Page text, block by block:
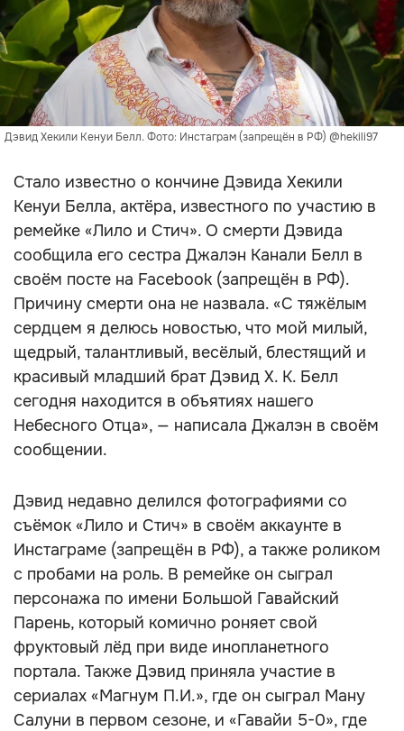
Дэвид Хекили Кенуи Белл. Фото: Инстаграм (запрещён в РФ) @hekili97
Стало известно о кончине Дэвида Хекили
Кенуи Белла, актёра, известного по участию в
ремейке «Лило и Стич». О смерти Дэвида
сообщила его сестра Джалэн Канали Белл в
своём посте на Facebook (запрещён в РФ).
Причину смерти она не назвала. «С тяжёлым
сердцем я делюсь новостью, что мой милый,
щедрый, талантливый, весёлый, блестящий и
красивый младший брат Дэвид Х. К. Белл
сегодня находится в объятиях нашего
Небесного Отца», — написала Джалэн в своём
сообщении.
Дэвид недавно делился фотографиями со
съёмок «Лило и Стич» в своём аккаунте в
Инстаграме (запрещён в РФ), а также роликом
с пробами на роль. В ремейке он сыграл
персонажа по имени Большой Гавайский
Парень, который комично роняет свой
фруктовый лёд при виде инопланетного
портала. Также Дэвид приняла участие в
сериалах «Магнум П.И.», где он сыграл Ману
Салуни в первом сезоне, и «Гавайи 5-0», где